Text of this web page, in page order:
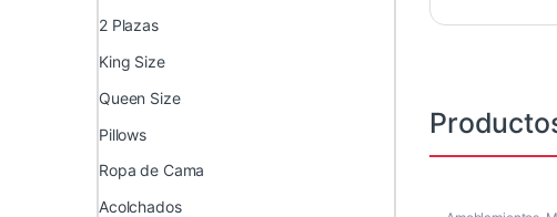
2 Plazas
King Size
Queen Size
Pillows
Ropa de Cama
Acolchados